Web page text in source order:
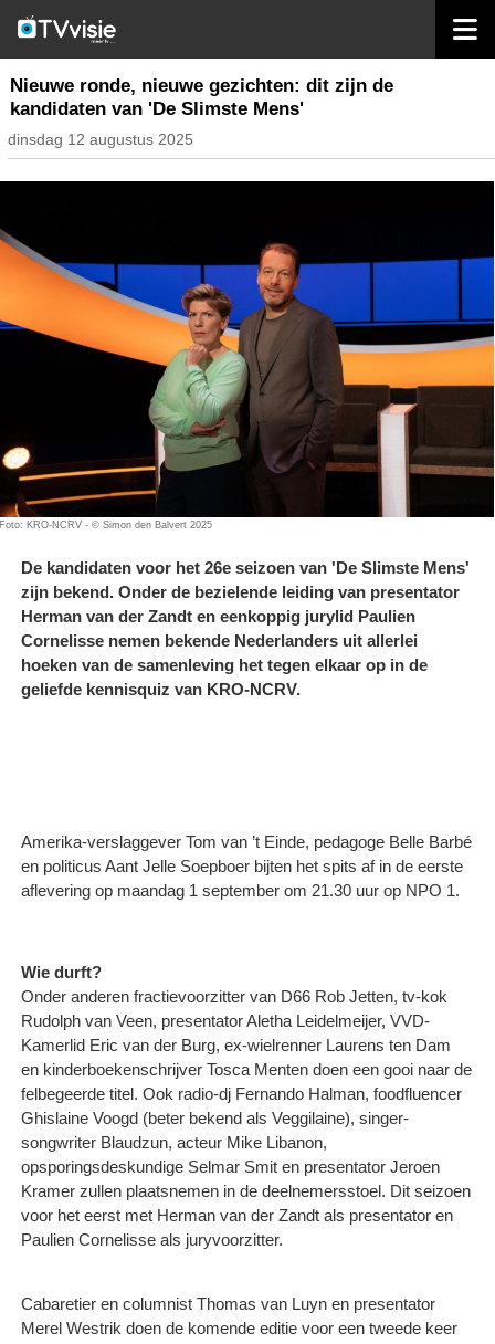
nieuws nederland
Nieuwe ronde, nieuwe gezichten: dit zijn de
kandidaten van 'De Slimste Mens'
dinsdag 12 augustus 2025
Foto: KRO-NCRV - © Simon den Balvert 2025
De kandidaten voor het 26e seizoen van 'De Slimste Mens'
zijn bekend. Onder de bezielende leiding van presentator
Herman van der Zandt en eenkoppig jurylid Paulien
Cornelisse nemen bekende Nederlanders uit allerlei
hoeken van de samenleving het tegen elkaar op in de
geliefde kennisquiz van KRO-NCRV.
Amerika-verslaggever Tom van ’t Einde, pedagoge Belle Barbé
en politicus Aant Jelle Soepboer bijten het spits af in de eerste
aflevering op maandag 1 september om 21.30 uur op NPO 1.
Wie durft?
Onder anderen fractievoorzitter van D66 Rob Jetten, tv-kok
Rudolph van Veen, presentator Aletha Leidelmeijer, VVD-
Kamerlid Eric van der Burg, ex-wielrenner Laurens ten Dam
en kinderboekenschrijver Tosca Menten doen een gooi naar de
felbegeerde titel. Ook radio-dj Fernando Halman, foodfluencer
Ghislaine Voogd (beter bekend als Veggilaine), singer-
songwriter Blaudzun, acteur Mike Libanon,
opsporingsdeskundige Selmar Smit en presentator Jeroen
Kramer zullen plaatsnemen in de deelnemersstoel. Dit seizoen
voor het eerst met Herman van der Zandt als presentator en
Paulien Cornelisse als juryvoorzitter.
Cabaretier en columnist Thomas van Luyn en presentator
Merel Westrik doen de komende editie voor een tweede keer